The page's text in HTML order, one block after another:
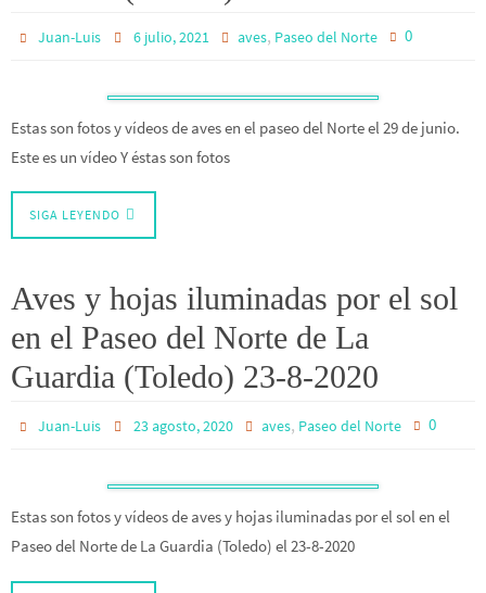
Juan-Luis 6 julio, 2021 aves, Paseo del Norte 0
Estas son fotos y vídeos de aves en el paseo del Norte el 29 de junio.
Este es un vídeo Y éstas son fotos
SIGA LEYENDO
Aves y hojas iluminadas por el sol
en el Paseo del Norte de La
Guardia (Toledo) 23-8-2020
Juan-Luis 23 agosto, 2020 aves, Paseo del Norte 0
Estas son fotos y vídeos de aves y hojas iluminadas por el sol en el
Paseo del Norte de La Guardia (Toledo) el 23-8-2020